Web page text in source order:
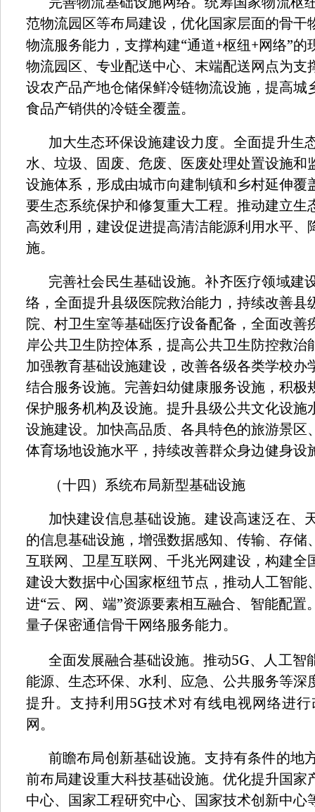
范物流园区等布局建设，优化国家层面的骨干
物流服务能力，支撑构建“通道+枢纽+网络”的
物流园区、专业配送中心、末端配送网点为支
设农产品产地仓储保鲜冷链物流设施，提高城
食品产销供的冷链全覆盖。
加大生态环保设施建设力度。全面提升生
水、垃圾、固废、危废、医废处理处置设施和
设施体系，形成由城市向建制镇和乡村延伸覆
要生态系统保护和修复重大工程。推动建立生
高效利用，建设促进提高清洁能源利用水平、
施。
完善社会民生基础设施。补齐医疗领域建
络，全面提升县级医院救治能力，持续改善县
院、村卫生室等基础医疗设备配备，全面改善
岸公共卫生防控体系，提高公共卫生防控救
加强教育基础设施建设，改善各级各类学校办
结合服务设施。完善妇幼健康服务设施，积极
保护服务机构及设施。提升县级公共文化设施
设施建设。加快高品质、各具特色的旅游景区
体育场地设施水平，持续改善群众身边健身设
（十四）系统布局新型基础设施
加快建设信息基础设施。建设高速泛在、
的信息基础设施，增强数据感知、传输、存储
互联网、卫星互联网、千兆光网建设，构建全
建设大数据中心国家枢纽节点，推动人工智能
进“云、网、端”资源要素相互融合、智能配置
量子保密通信骨干网络服务能力。
全面发展融合基础设施。推动5G、人工智
能源、生态环保、水利、应急、公共服务等深
提升。支持利用5G技术对有线电视网络进
网。
前瞻布局创新基础设施。支持有条件的地
前布局建设重大科技基础设施。优化提升国家
中心、国家工程研究中心、国家技术创新中心